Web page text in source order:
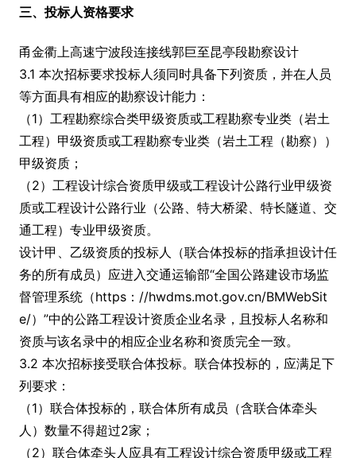
三、投标人资格要求
甬金衢上高速宁波段连接线郭巨至昆亭段勘察设计
3.1 本次招标要求投标人须同时具备下列资质，并在人员
等方面具有相应的勘察设计能力：
（1）工程勘察综合类甲级资质或工程勘察专业类（岩土
工程）甲级资质或工程勘察专业类（岩土工程（勘察））
甲级资质；
（2）工程设计综合资质甲级或工程设计公路行业甲级资
质或工程设计公路行业（公路、特大桥梁、特长隧道、交
通工程）专业甲级资质。
设计甲、乙级资质的投标人（联合体投标的指承担设计任
务的所有成员）应进入交通运输部“全国公路建设市场监
督管理系统（https：//hwdms.mot.gov.cn/BMWebSit
e/）”中的公路工程设计资质企业名录，且投标人名称和
资质与该名录中的相应企业名称和资质完全一致。
3.2 本次招标接受联合体投标。联合体投标的，应满足下
列要求：
（1）联合体投标的，联合体所有成员（含联合体牵头
人）数量不得超过2家；
（2）联合体牵头人应具有工程设计综合资质甲级或工程